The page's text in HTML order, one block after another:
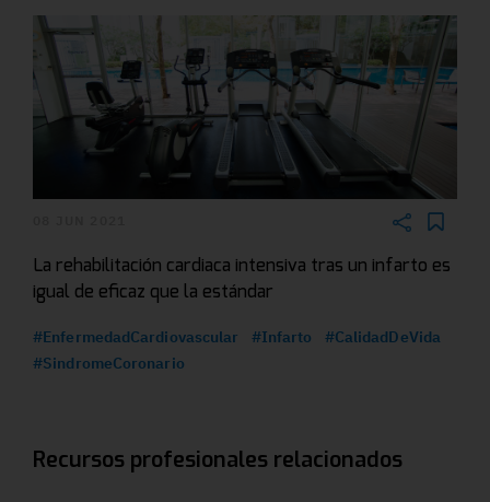
La rehabilitación cardiaca intensiva tras un infarto es
igual de eficaz que la estándar
#EnfermedadCardiovascular #Infarto
#CalidadDeVida
#SindromeCoronario
Recursos profesionales relacionados